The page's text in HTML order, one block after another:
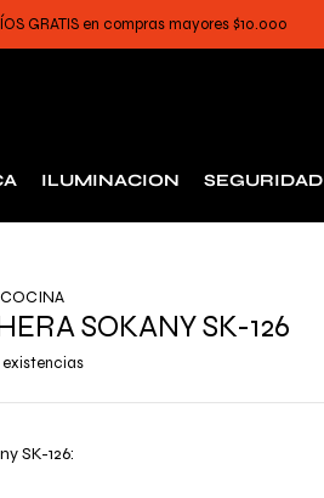
GRATIS en compras mayores $10.000
ILUMINACION SEGURIDAD
COCINA
SOKANY SK-126
SK-126: